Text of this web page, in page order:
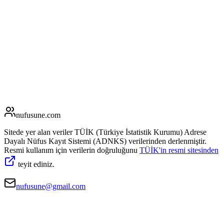
nufusune.com
Sitede yer alan veriler TÜİK (Türkiye İstatistik Kurumu) Adrese
Dayalı Nüfus Kayıt Sistemi (ADNKS) verilerinden derlenmiştir.
Resmi kullanım için verilerin doğruluğunu TÜİK'in resmi sitesinden
teyit ediniz.
nufusune@gmail.com